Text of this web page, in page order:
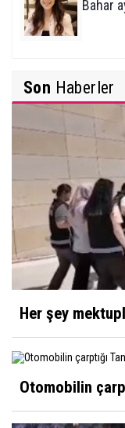
Bahar
Tiroid
Yunus
Neme
Hocam
Kibrit
Son Haberler
Her şey
Otomobilin